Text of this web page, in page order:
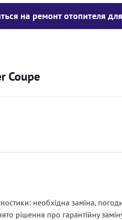
на ремонт отопителя
Coupe
необхідна заміна,
рішення про гарантійну